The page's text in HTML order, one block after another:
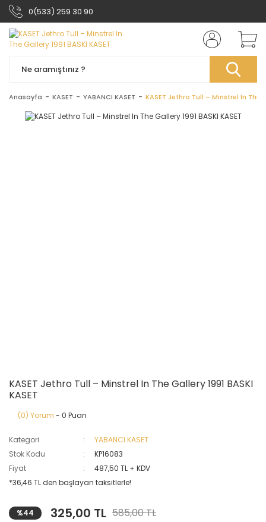
0(533) 259 30 90
Anasayfa KASET YABANCI KASET KASET Jethro Tull ‎– Minstrel In The
KASET Jethro Tull ‎– Minstrel In The Gallery 1991 BASKI
KASET
(0) Yorum - 0 Puan
Kategori
YABANCI KASET
Stok Kodu
KP16083
Fiyat
487,50 TL + KDV
*36,46 TL den başlayan taksitlerle!
%44 325,00 TL 585,00 TL